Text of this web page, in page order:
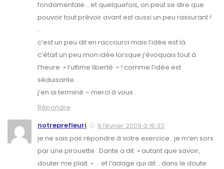
fondamentale… et quelquefois, on peut se dire que
pouvoir tout prévoir avant est aussi un peu rassurant !
…
c’est un peu dit en raccourci mais l’idée est là.
c’était un peu mon idée lorsque j’évoquais tout à
l’heure » l’ultime liberté » ! comme l’idée est
séduisante…
j’en ai terminé – merci à vous…
Répondre
notreprefleuri
8 février 2009 à 16:32
je ne sais pas répondre à votre exercice.. je m’en sors
par une pirouette : Dante a dit » autant que savoir,
douter me plait » … et l’adage qui dit… dans le doute